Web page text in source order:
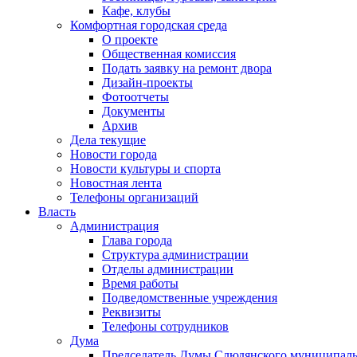
Кафе, клубы
Комфортная городская среда
О проекте
Общественная комиссия
Подать заявку на ремонт двора
Дизайн-проекты
Фотоотчеты
Документы
Архив
Дела текущие
Новости города
Новости культуры и спорта
Новостная лента
Телефоны организаций
Власть
Администрация
Глава города
Структура администрации
Отделы администрации
Время работы
Подведомственные учреждения
Реквизиты
Телефоны сотрудников
Дума